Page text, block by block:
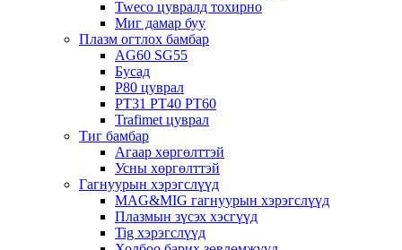
Tweco цувралд тохирно
Миг дамар буу
Плазм огтлох бамбар
AG60 SG55
Бусад
P80 цуврал
PT31 PT40 PT60
Trafimet цуврал
Тиг бамбар
Агаар хөргөлттэй
Усны хөргөлттэй
Гагнуурын хэрэгслүүд
MAG&MIG гагнуурын хэрэгслүүд
Плазмын зүсэх хэсгүүд
Tig хэрэгслүүд